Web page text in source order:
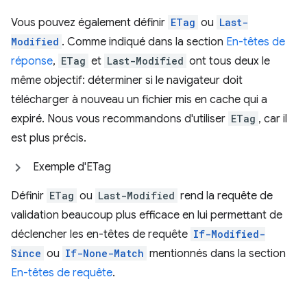
Vous pouvez également définir ETag ou Last-
Modified . Comme indiqué dans la section En-têtes de
réponse, ETag et Last-Modified ont tous deux le
même objectif: déterminer si le navigateur doit
télécharger à nouveau un fichier mis en cache qui a
expiré. Nous vous recommandons d'utiliser ETag , car il
est plus précis.
Exemple d'ETag
Définir ETag ou Last-Modified rend la requête de
validation beaucoup plus efficace en lui permettant de
déclencher les en-têtes de requête If-Modified-
Since ou If-None-Match mentionnés dans la section
En-têtes de requête.